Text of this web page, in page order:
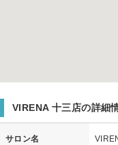
VIRENA 十三店の詳細
サロン名